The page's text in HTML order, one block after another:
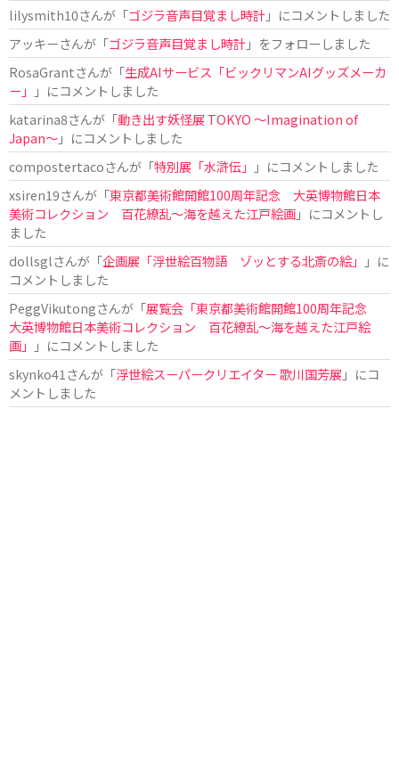
lilysmith10さんが「ゴジラ音声目覚まし時計」にコメントしました
アッキーさんが「ゴジラ音声目覚まし時計」をフォローしました
RosaGrantさんが「生成AIサービス「ビックリマンAIグッズメーカ
ー」
」にコメントしました
katarina8さんが「動き出す妖怪展 TOKYO 〜Imagination of
Japan〜」にコメントしました
compostertacoさんが「特別展「水滸伝」
」にコメントしました
xsiren19さんが「東京都美術館開館100周年記念 大英博物館日本
美術コレクション 百花繚乱～海を越えた江戸絵画」にコメントし
ました
dollsglさんが「企画展「浮世絵百物語 ゾッとする北斎の絵」
」に
コメントしました
PeggVikutongさんが「展覧会「東京都美術館開館100周年記念
大英博物館日本美術コレクション 百花繚乱〜海を越えた江戸絵
画」
」にコメントしました
skynko41 さんが「浮世絵スーパークリエイター 歌川国芳展 」にコ
メントしました